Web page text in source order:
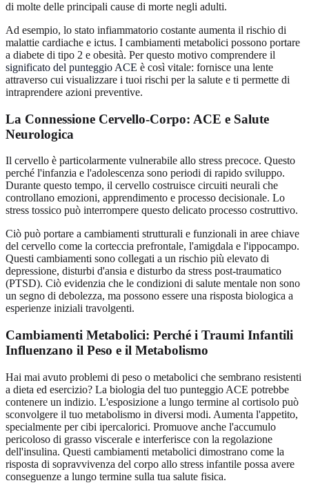
di molte delle principali cause di morte negli adulti.
Ad esempio, lo stato infiammatorio costante aumenta il rischio di
malattie cardiache e ictus. I cambiamenti metabolici possono portare
a diabete di tipo 2 e obesità. Per questo motivo comprendere il
significato del punteggio ACE è così vitale: fornisce una lente
attraverso cui visualizzare i tuoi rischi per la salute e ti permette di
intraprendere azioni preventive.
La Connessione Cervello-Corpo: ACE e Salute
Neurologica
Il cervello è particolarmente vulnerabile allo stress precoce. Questo
perché l'infanzia e l'adolescenza sono periodi di rapido sviluppo.
Durante questo tempo, il cervello costruisce circuiti neurali che
controllano emozioni, apprendimento e processo decisionale. Lo
stress tossico può interrompere questo delicato processo costruttivo.
Ciò può portare a cambiamenti strutturali e funzionali in aree chiave
del cervello come la corteccia prefrontale, l'amigdala e l'ippocampo.
Questi cambiamenti sono collegati a un rischio più elevato di
depressione, disturbi d'ansia e disturbo da stress post-traumatico
(PTSD). Ciò evidenzia che le condizioni di salute mentale non sono
un segno di debolezza, ma possono essere una risposta biologica a
esperienze iniziali travolgenti.
Cambiamenti Metabolici: Perché i Traumi Infantili
Influenzano il Peso e il Metabolismo
Hai mai avuto problemi di peso o metabolici che sembrano resistenti
a dieta ed esercizio? La biologia del tuo punteggio ACE potrebbe
contenere un indizio. L'esposizione a lungo termine al cortisolo può
sconvolgere il tuo metabolismo in diversi modi. Aumenta l'appetito,
specialmente per cibi ipercalorici. Promuove anche l'accumulo
pericoloso di grasso viscerale e interferisce con la regolazione
dell'insulina. Questi cambiamenti metabolici dimostrano come la
risposta di sopravvivenza del corpo allo stress infantile possa avere
conseguenze a lungo termine sulla tua salute fisica.